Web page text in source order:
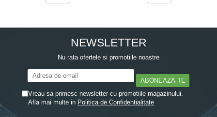
NEWSLETTER
Nu rata ofertele si promotiile noastre
Vreau sa primesc newsletter cu promotiile magazinului.
Afla mai multe in Politica de Confidentialitate